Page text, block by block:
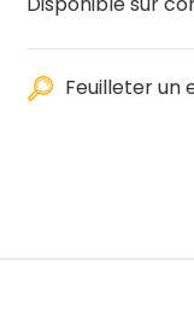
Feuilleter un